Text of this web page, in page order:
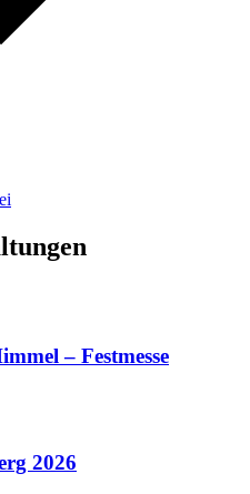
– Festmesse
2026